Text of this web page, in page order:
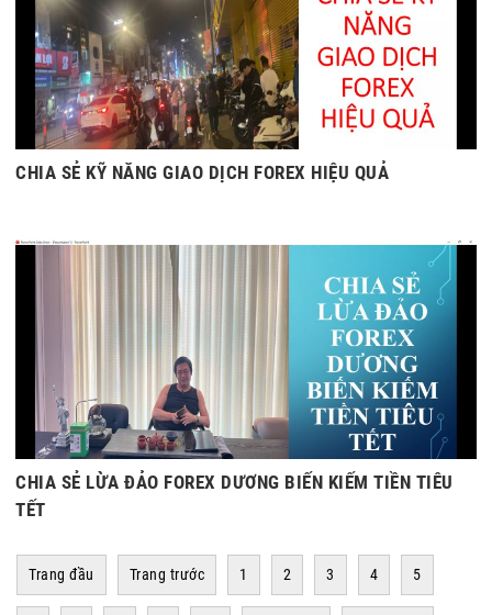
CHIA SẺ KỸ NĂNG GIAO DỊCH FOREX HIỆU QUẢ
CHIA SẺ LỪA ĐẢO FOREX DƯƠNG BIẾN KIẾM TIỀN TIÊU
TẾT
Trang đầu Trang trước 1 2 3 4 5